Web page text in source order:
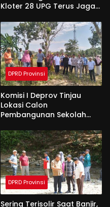
Kloter 28 UPG Terus Jaga
Tanah Suci
DPRD Provinsi
Komisi I Deprov Tinjau
Lokasi Calon
Pembangunan Sekolah
DPRD Provinsi
Sering Terisolir Saat Banjir,